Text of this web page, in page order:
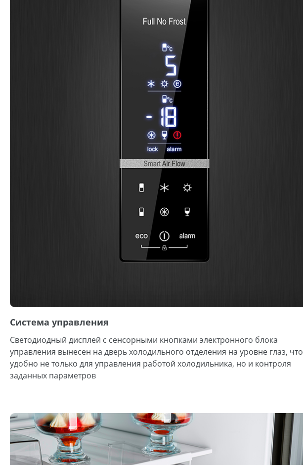
Система управления
Светодиодный дисплей с сенсорными кнопками электронного блока
управления вынесен на дверь холодильного отделения на уровне глаз, что
удобно не только для управления работой холодильника, но и контроля
заданных параметров